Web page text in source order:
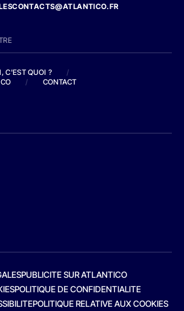
C'EST QUOI ?
/
/ CONTACT
PUBLICITE SUR ATLANTICO
POLITIQUE DE CONFIDENTIALITE
POLITIQUE RELATIVE AUX COOKIES